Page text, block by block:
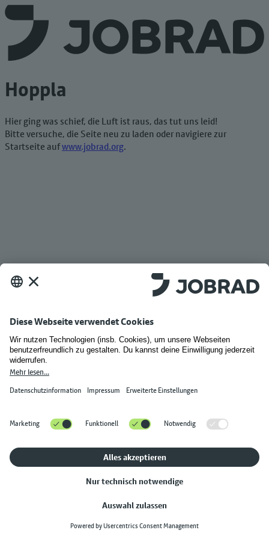
Hoppla
Hier ging was schief, die Luft ist raus, das tut uns leid!
Bitte versuche, die Seite neu zu laden oder navigiere zur
Startseite aufwww.jobrad.org.